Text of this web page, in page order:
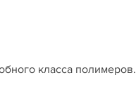
класса полимеров.